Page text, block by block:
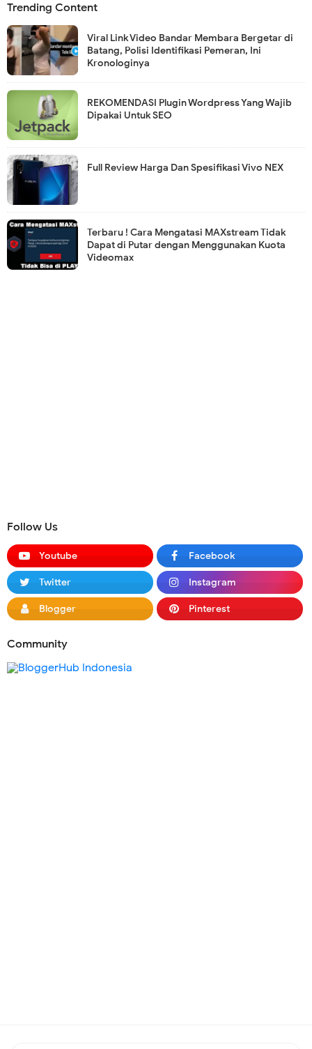
Trending Content
Viral Link Video Bandar Membara Bergetar di
Batang, Polisi Identifikasi Pemeran, Ini
Kronologinya
REKOMENDASI Plugin Wordpress Yang Wajib
Dipakai Untuk SEO
Full Review Harga Dan Spesifikasi Vivo NEX
Terbaru ! Cara Mengatasi MAXstream Tidak
Dapat di Putar dengan Menggunakan Kuota
Videomax
Follow Us
Youtube Facebook
Twitter Instagram
Blogger Pinterest
Community